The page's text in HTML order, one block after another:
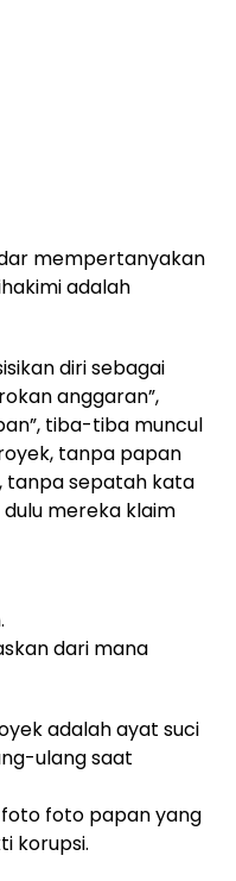
mempertanyakan
adalah
diri sebagai
anggaran”,
tiba-tiba muncul
tanpa papan
tanpa sepatah kata
mereka klaim
dari mana
adalah ayat suci
ulang saat
foto papan yang
korupsi.